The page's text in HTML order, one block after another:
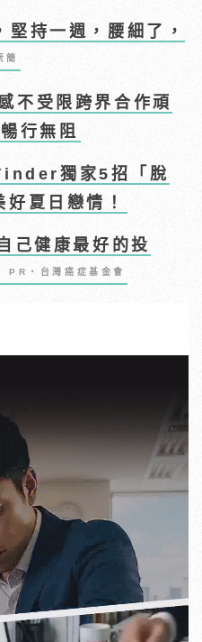
持一週，腰細了，
簡
受限跨界合作頑
行無阻
獨家5招「脫
夏日戀情！
己健康最好的投
PR・台灣癌症基金會